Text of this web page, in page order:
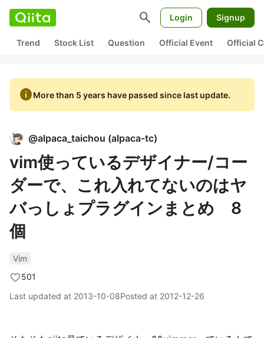
search Login Signup
Trend Stock List Question Official Event Official
infoMore than 5 years have passed since last update.
@alpaca_taichou (alpaca-tc)
vim使っているデザイナー/コー
ダーで、これ入れてないのはヤ
バっしょプラグインまとめ 8
個
Vim
501
Last updated at 2013-10-08Posted at 2012-12-26